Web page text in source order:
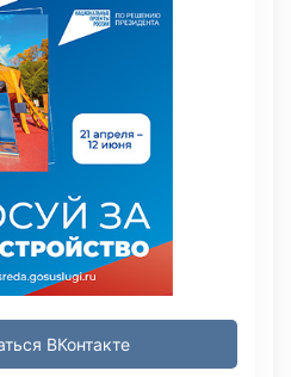
ВКонтакте